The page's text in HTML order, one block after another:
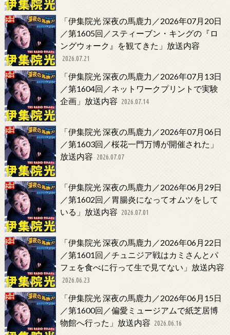
「伊集院光 深夜の馬鹿力／2026年07月20日
／第1605回／スティーブン・キングの『ロ
ングウォーク』を観てきた」放送内容
2026.07.21
「伊集院光 深夜の馬鹿力／2026年07月13日
／第1604回／ネットワークプリントで実験
企画」放送内容 2026.07.14
「伊集院光 深夜の馬鹿力／2026年07月06日
／第1603回／桜花一門万博が開催された」
放送内容 2026.07.07
「伊集院光 深夜の馬鹿力／2026年06月29日
／第1602回／胃腸炎になってオムツをして
いる」放送内容 2026.07.01
「伊集院光 深夜の馬鹿力／2026年06月22日
／第1601回／チュニジア戦はカミさんとパ
フェを食べに行って生で見てない」放送内容
2026.06.23
「伊集院光 深夜の馬鹿力／2026年06月15日
／第1600回／偏愛ミュージアムで紙芝居博
物館へ行った」放送内容 2026.06.16